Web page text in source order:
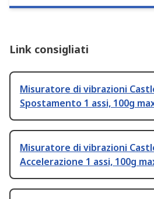
Link consigliati
Misuratore di vibrazioni
Spostamento 1 assi, 100g
Misuratore di vibrazioni
Accelerazione 1 assi, 100g